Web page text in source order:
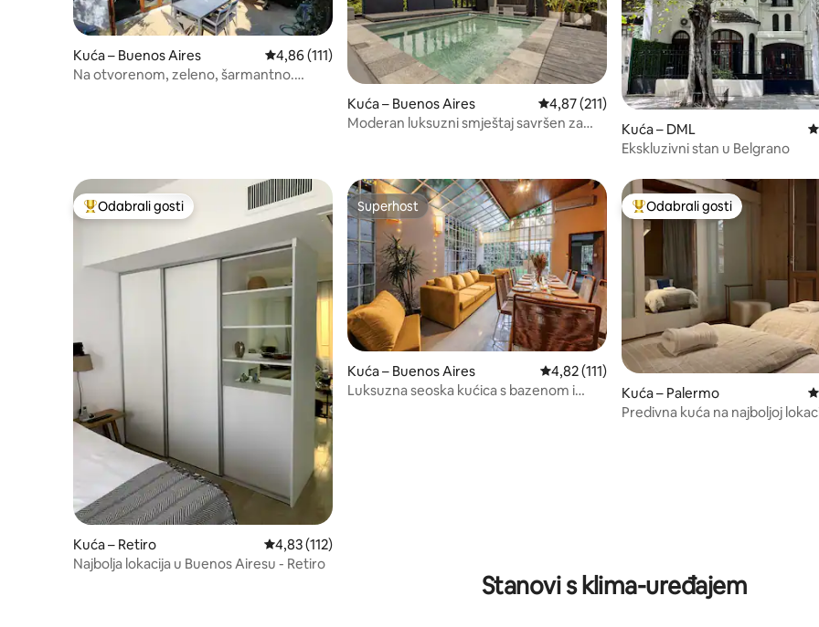
Kuća – Buenos Aires Prosječna ocjena: 4,86/5, recenzija: 111
4,86 (111)
Na otvorenom, zeleno, šarmantno.
Kuća – Buenos Aires Prosječna ocjena: 4,87/5, recenzija: 211
4,87 (211)
Moderan luksuzni smještaj savršen za
Kuća – DML
Ekskluzivni stan u Belgrano
Među najviše rangiranima s oznakom „Odabrali gosti”
Odabrali gosti
Kuća – Retiro Prosječna ocjena: 4,83/5, recenzija: 112
4,83 (112)
Najbolja lokacija u Buenos Airesu - Retiro
Superhost
Superhost
Kuća – Buenos Aires Prosječna ocjena: 4,82/5, recenzija: 111
4,82 (111)
Luksuzna seoska kućica s bazenom i
Među najviše rangiranima s
Odabrali gosti
Kuća – Palermo
Predivna kuća na najboljoj
Stanovi s klima-uređajem